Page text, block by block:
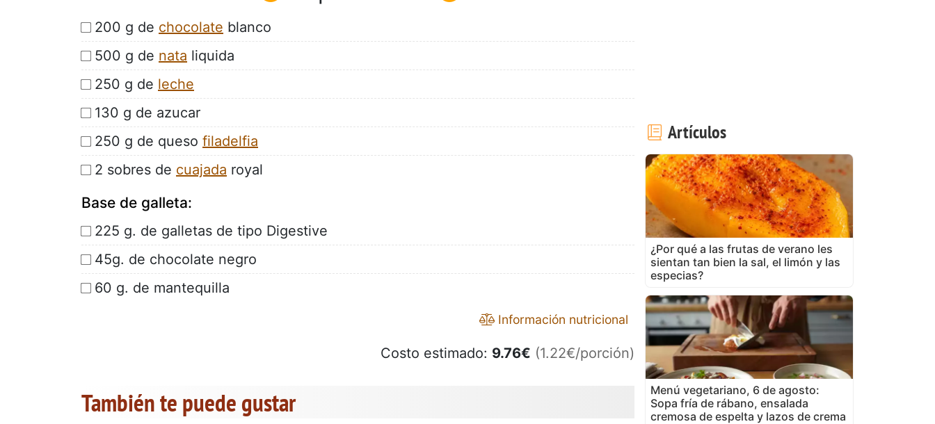
200 g de chocolate blanco
500 g de nata liquida
250 g de leche
130 g de azucar
250 g de queso filadelfia
2 sobres de cuajada royal
Base de galleta:
225 g. de galletas de tipo Digestive
45g. de chocolate negro
60 g. de mantequilla
Información nutricional
Costo estimado: 9.76€ (1.22€/porción)
También te puede gustar
Artículos
¿Por qué a las frutas de verano les
sientan tan bien la sal, el limón y las
especias?
Menú vegetariano, 6 de agosto:
Sopa fría de rábano, ensalada
cremosa de espelta y lazos de crema